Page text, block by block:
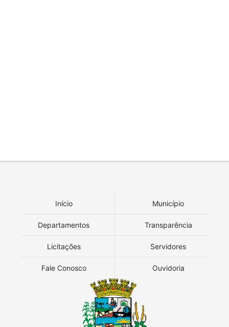
Início Município
Departamentos Transparência
Licitações Servidores
Fale Conosco Ouvidoria